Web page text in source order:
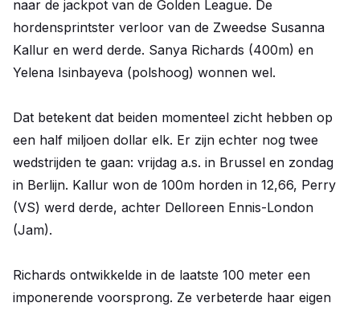
naar de jackpot van de Golden League. De
hordensprintster verloor van de Zweedse Susanna
Kallur en werd derde. Sanya Richards (400m) en
Yelena Isinbayeva (polshoog) wonnen wel.
Dat betekent dat beiden momenteel zicht hebben op
een half miljoen dollar elk. Er zijn echter nog twee
wedstrijden te gaan: vrijdag a.s. in Brussel en zondag
in Berlijn. Kallur won de 100m horden in 12,66, Perry
(VS) werd derde, achter Delloreen Ennis-London
(Jam).
Richards ontwikkelde in de laatste 100 meter een
imponerende voorsprong. Ze verbeterde haar eigen